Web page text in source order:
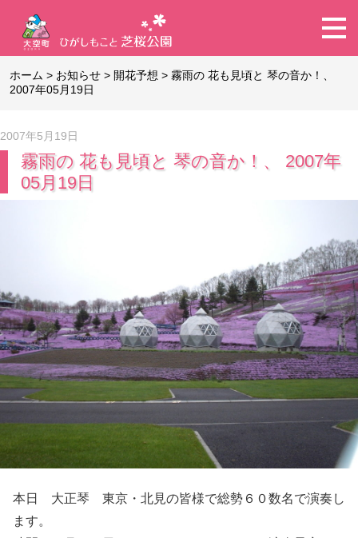
ホーム > お知らせ > 開花予想 >霧雨の 花も見頃と 琴の音か！、
2007年05月19日
2007年5月19日
霧雨の 花も見頃と 琴の音か！、 2007年
05月19日
本日 大正琴 東京・北見の皆様で総勢６０数名で演奏し
ます。